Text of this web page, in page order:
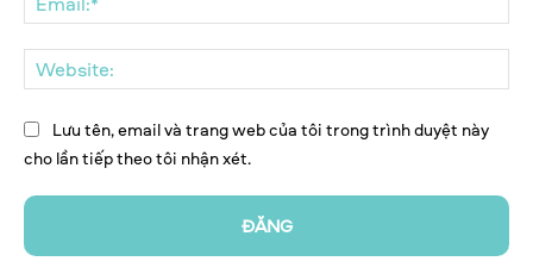
Lưu tên, email và trang web của tôi trong trình duyệt này
cho lần tiếp theo tôi nhận xét.